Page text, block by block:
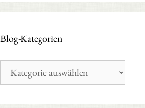
Blog-Kategorien
Kategorien